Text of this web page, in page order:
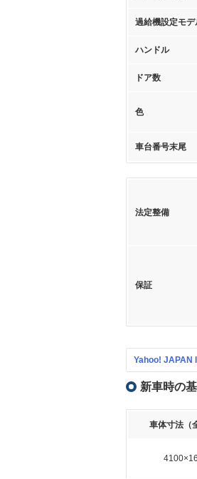
過給機設定モデ
ハンドル
ドア数
色
車台番号末尾
法定整備
保証
Yahoo! JAPAN
新車時の
車体寸法（